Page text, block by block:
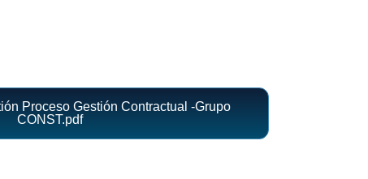
Proceso Gestión Contractual -Grupo
CONST.pdf